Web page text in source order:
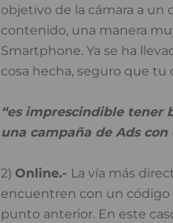
objetivo de la cámara a un
contenido, una manera
Smartphone. Ya se ha
cosa hecha, seguro que
“es imprescindible tener
una campaña de Ads con
2) Online.- La vía más
encuentren con un código
punto anterior. En este